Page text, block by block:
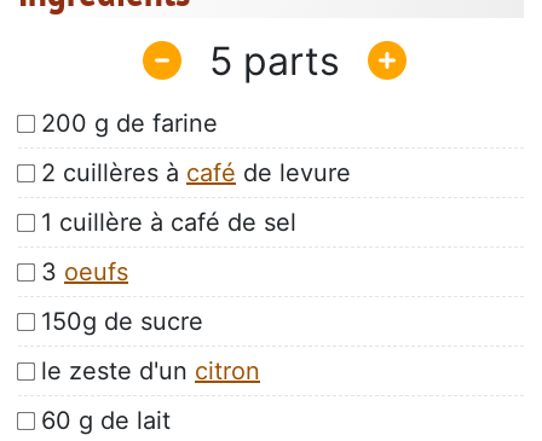
5
200 g de farine
2 cuillères à café de levure
1 cuillère à café de sel
3 oeufs
150g de sucre
le zeste d'un citron
60 g de lait